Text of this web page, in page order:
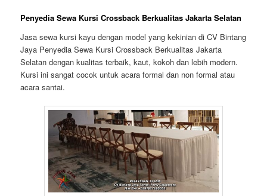
Penyedia Sewa Kursi Crossback Berkualitas Jakarta Selatan
Jasa sewa kursi kayu dengan model yang kekinian di CV Bintang
Jaya Penyedia Sewa Kursi Crossback Berkualitas Jakarta
Selatan dengan kualitas terbaik, kaut, kokoh dan lebih modern.
Kursi ini sangat cocok untuk acara formal dan non formal atau
acara santai.